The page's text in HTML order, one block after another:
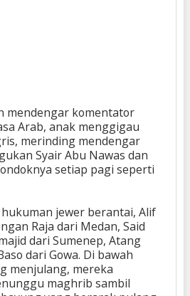
mendengar komentator
Arab, anak menggigau
merinding mendengar
Syair Abu Nawas dan
setiap pagi seperti
jewer berantai, Alif
Raja dari Medan, Said
dari Sumenep, Atang
dari Gowa. Di bawah
menjulang, mereka
maghrib sambil